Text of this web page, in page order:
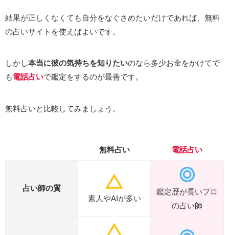
結果が正しくなくても自分をなぐさめたいだけであれば、無料
の占いサイトを使えばよいです。
しかし本当に彼の気持ちを知りたいのなら多少お金をかけてで
も電話占いで鑑定をするのが最善です。
無料占いと比較してみましょう。
無料占い 電話占い
占い師の質
素人やAIが多い
鑑定歴が長いプロ
の占い師